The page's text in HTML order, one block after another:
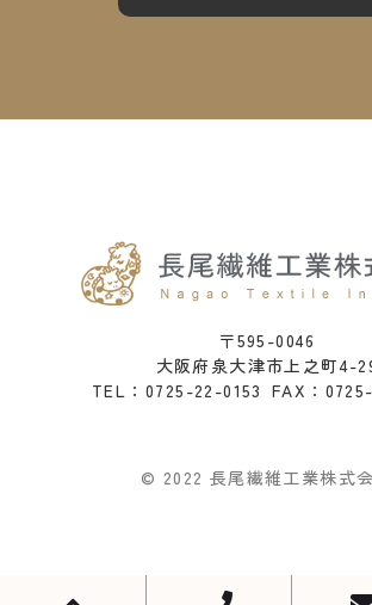
〒595-0046
大阪府泉大津市上之町4-
TEL： 0725-22-0153 FAX：
© 2022 長尾繊維工業株式